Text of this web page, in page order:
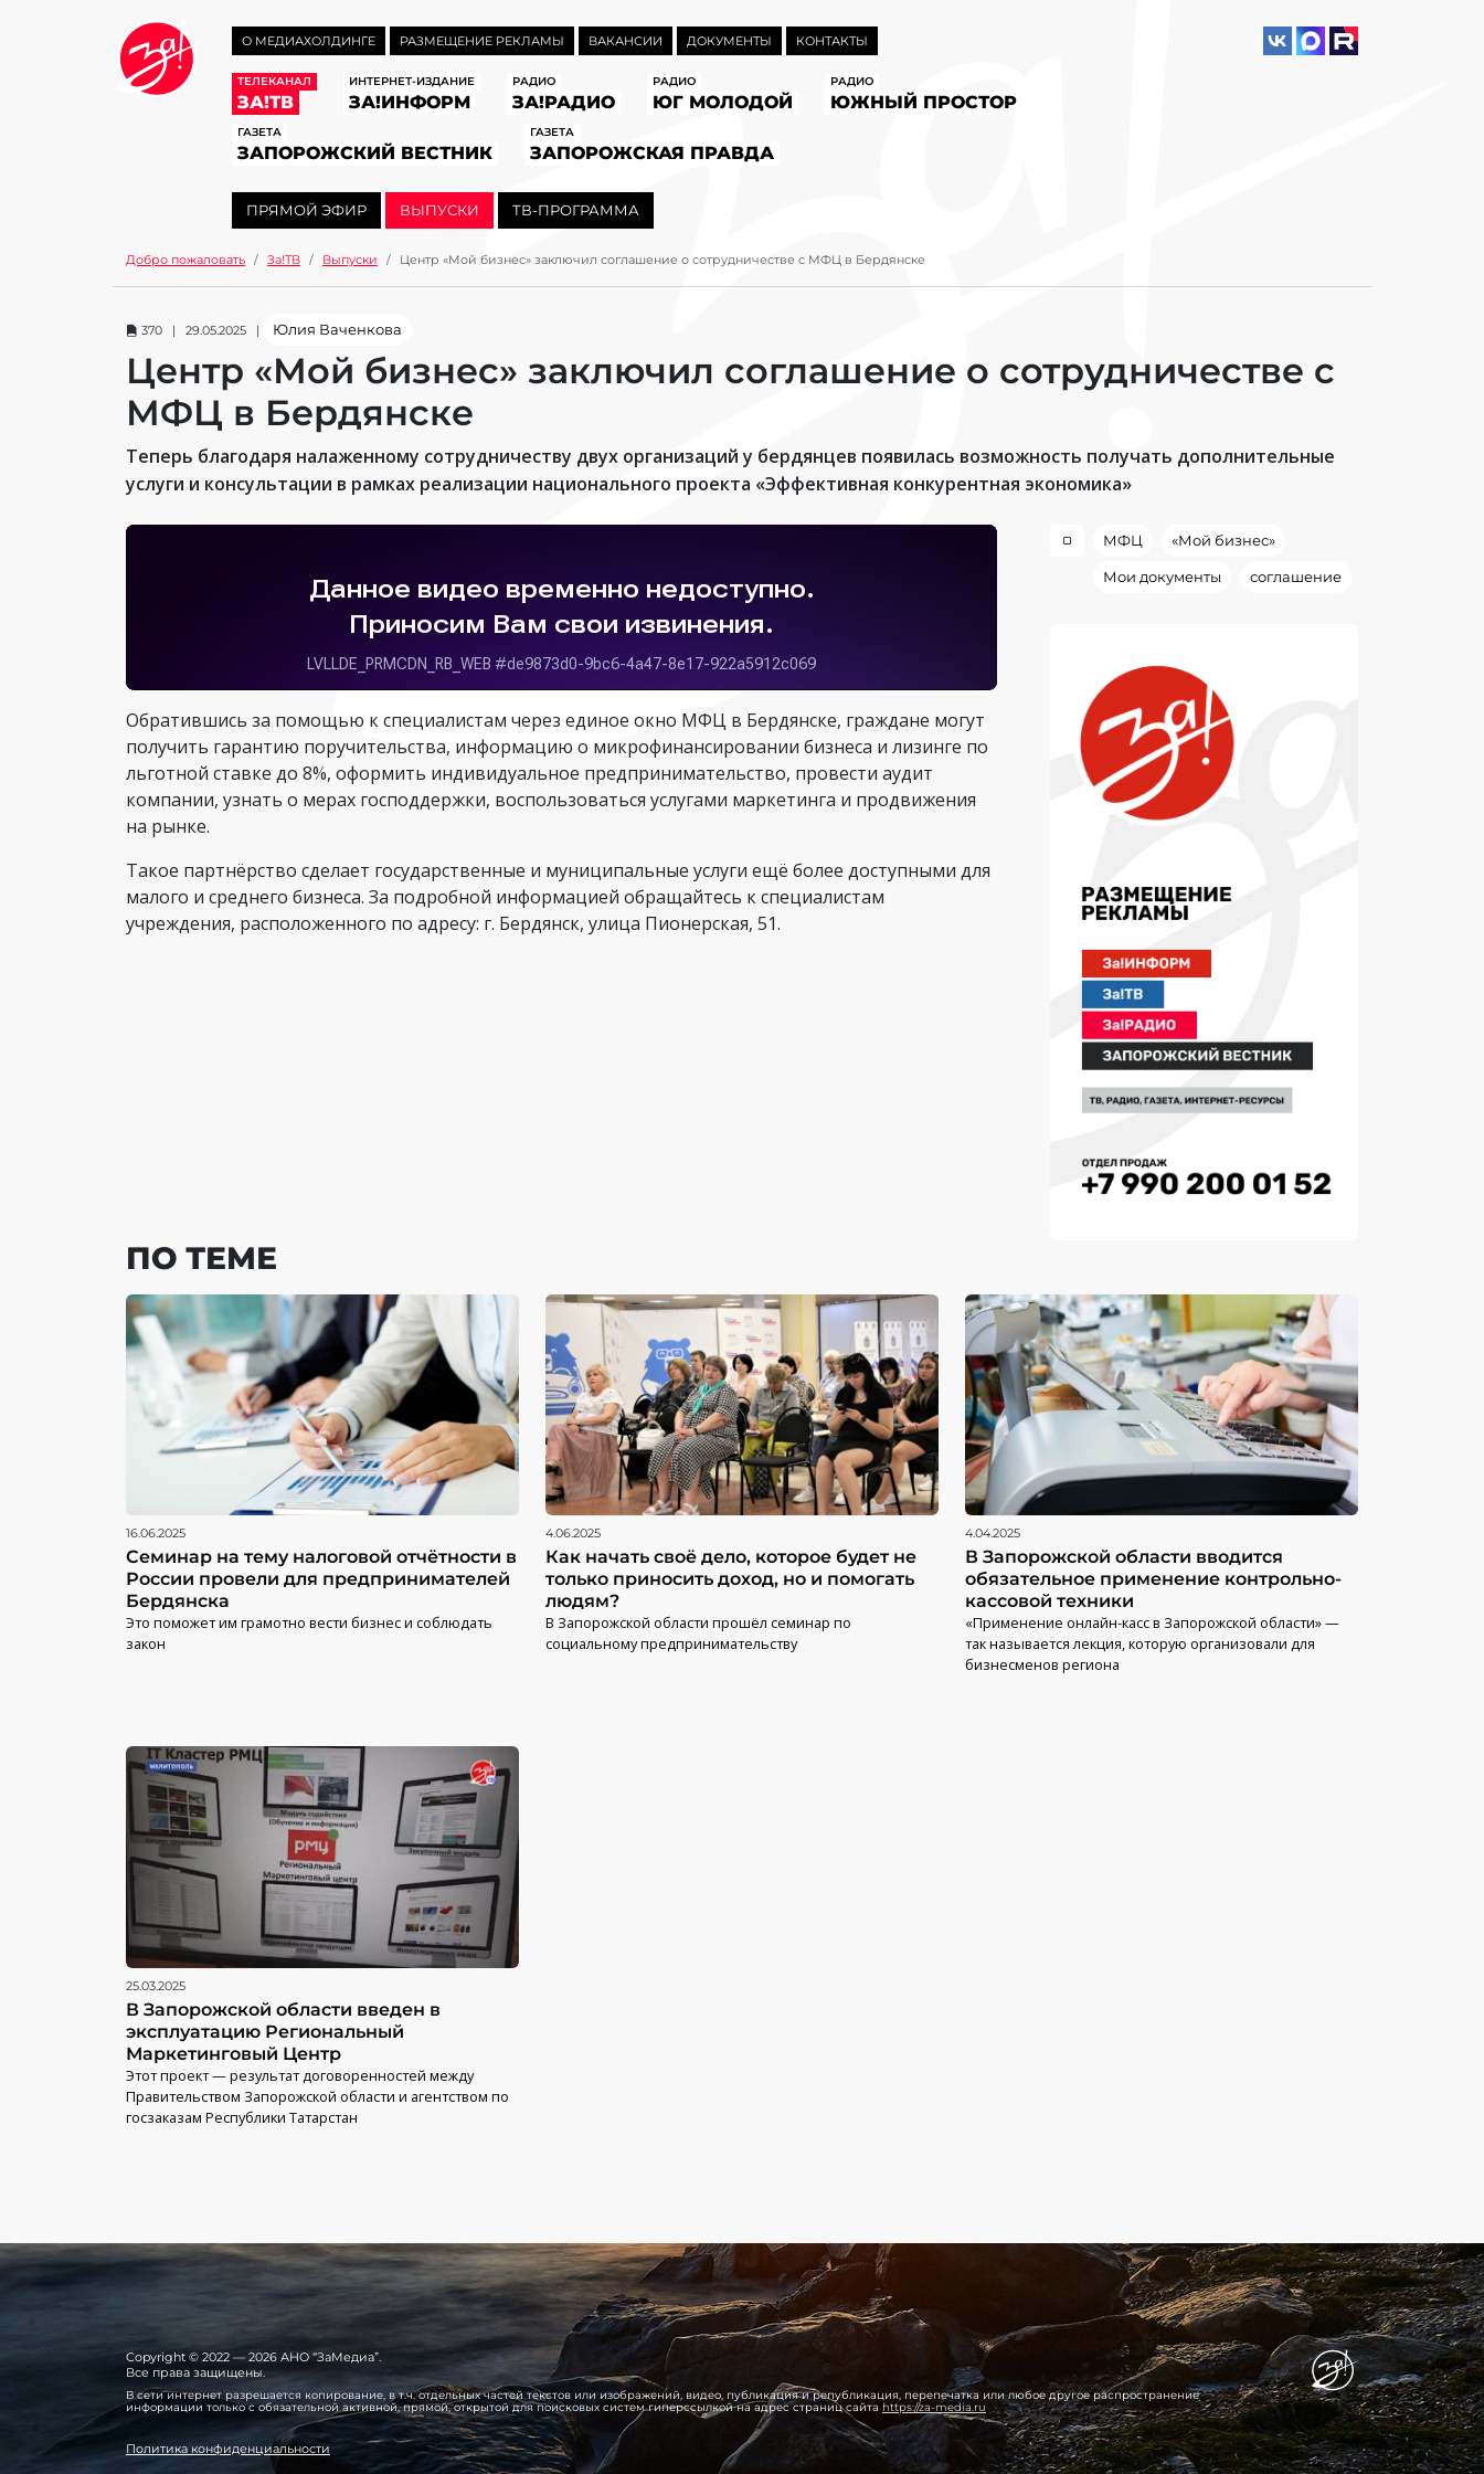
О МЕДИАХОЛДИНГЕ РАЗМЕЩЕНИЕ РЕКЛАМЫ ВАКАНСИИ ДОКУМЕНТЫ КОНТАКТЫ
ТЕЛЕКАНАЛ
ЗА!ТВ
ИНТЕРНЕТ-ИЗДАНИЕ
ЗА!ИНФОРМ
РАДИО
ЗА!РАДИО
РАДИО
ЮГ МОЛОДОЙ
РАДИО
ЮЖНЫЙ ПРОСТОР
ГАЗЕТА
ЗАПОРОЖСКИЙ ВЕСТНИК
ГАЗЕТА
ЗАПОРОЖСКАЯ ПРАВДА
ПРЯМОЙ ЭФИР ВЫПУСКИ ТВ-ПРОГРАММА
Добро пожаловать За!ТВ Выпуски Центр «Мой бизнес» заключил соглашение о сотрудничестве с МФЦ в Бердянске
370 | 29.05.2025 | Юлия Ваченкова
Центр «Мой бизнес» заключил соглашение о сотрудничестве с
МФЦ в Бердянске
Теперь благодаря налаженному сотрудничеству двух организаций у бердянцев появилась возможность получать дополнительные
услуги и консультации в рамках реализации национального проекта «Эффективная конкурентная экономика»
Обратившись за помощью к специалистам через единое окно МФЦ в Бердянске, граждане могут
получить гарантию поручительства, информацию о микрофинансировании бизнеса и лизинге по
льготной ставке до 8%, оформить индивидуальное предпринимательство, провести аудит
компании, узнать о мерах господдержки, воспользоваться услугами маркетинга и продвижения
на рынке.
Такое партнёрство сделает государственные и муниципальные услуги ещё более доступными для
малого и среднего бизнеса. За подробной информацией обращайтесь к специалистам
учреждения, расположенного по адресу: г. Бердянск, улица Пионерская, 51.
МФЦ «Мой бизнес»
Мои документы соглашение
ПО ТЕМЕ
16.06.2025
Семинар на тему налоговой отчётности в
России провели для предпринимателей
Бердянска
Это поможет им грамотно вести бизнес и соблюдать
закон
4.06.2025
Как начать своё дело, которое будет не
только приносить доход, но и помогать
людям?
В Запорожской области прошёл семинар по
социальному предпринимательству
4.04.2025
В Запорожской области вводится
обязательное применение контрольно-
кассовой техники
«Применение онлайн-касс в Запорожской области» —
так называется лекция, которую организовали для
бизнесменов региона
25.03.2025
В Запорожской области введен в
эксплуатацию Региональный
Маркетинговый Центр
Этот проект — результат договоренностей между
Правительством Запорожской области и агентством по
госзаказам Республики Татарстан
Copyright © 2022 — 2026 АНО “ЗаМедиа”.
Все права защищены.
В сети интернет разрешается копирование, в т.ч. отдельных частей текстов или изображений, видео, публикация и републикация, перепечатка или любое другое распространение
информации только с обязательной активной, прямой, открытой для поисковых систем гиперссылкой на адрес страниц сайта https://za-media.ru
Политика конфиденциальности